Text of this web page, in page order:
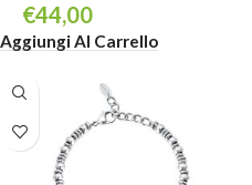
€44,00
Aggiungi Al Carrello